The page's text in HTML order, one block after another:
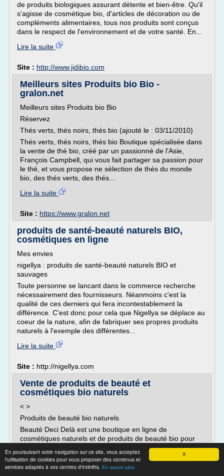
X
En poursuivant votre navigation sur ce site, vous acceptez
l'utilisation de cookies pour vous proposer des contenus et
services adaptés à vos centres d'intérêts. En savoir plus
de produits biologiques assurant détente et bien-être. Qu'il
s'agisse de cosmétique bio, d'articles de décoration ou de
compléments alimentaires, tous nos produits sont conçus
dans le respect de l'environnement et de votre santé. En...
Lire la suite
Site : http://www.jidibio.com
Meilleurs sites Produits bio Bio -
gralon.net
Meilleurs sites Produits bio Bio
Réservez
Thés verts, thés noirs, thés bio (ajouté le : 03/11/2010)
Thés verts, thés noirs, thés bio Boutique spécialisée dans
la vente de thé bio, créé par un passionné de l'Asie,
François Campbell, qui vous fait partager sa passion pour
le thé, et vous propose ne sélection de thés du monde
bio, des thés verts, des thés...
Lire la suite
Site : https://www.gralon.net
produits de santé-beauté naturels BIO,
cosmétiques en ligne
Mes envies
nigellya : produits de santé-beauté naturels BIO et
sauvages
Toute personne se lancant dans le commerce recherche
nécessairement des fournisseurs. Néanmoins c'est la
qualité de ces derniers qui fera incontestablement la
différence. C'est donc pour cela que Nigellya se déplace au
coeur de la nature, afin de fabriquer ses propres produits
naturels à l'exemple des différentes...
Lire la suite
Site : http://nigellya.com
Vente de produits de beauté et
cosmétiques bio naturels
< >
Produits de beauté bio naturels
Beauté Deci Delà est une boutique en ligne de
cosmétiques naturels et de produits de beauté bio pour
les femmes. Quel que soit votre type de peau ou de
cheveu, nous vous offrons une sélection pointue de
marques naturelles, pour beaucoup fabriquées en